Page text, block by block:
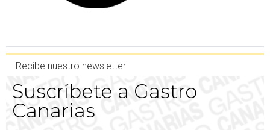
Recibe nuestro newsletter
Suscríbete a Gastro
Canarias